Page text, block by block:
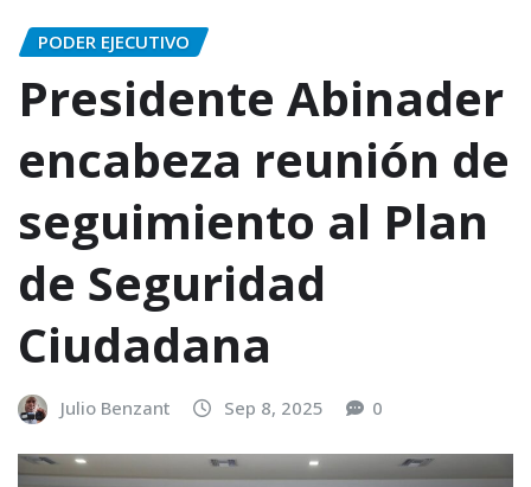
PODER EJECUTIVO
Presidente Abinader
encabeza reunión de
seguimiento al Plan
de Seguridad
Ciudadana
Julio Benzant Sep 8, 2025 0